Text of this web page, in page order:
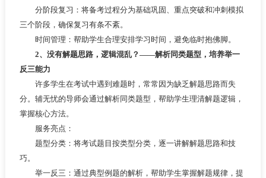
分阶段复习：将备考过程分为基础巩固、重点突破和冲刺模拟
三个阶段，确保复习有条不紊。
时间管理：帮助学生合理安排学习时间，避免临时抱佛脚。
2、没有解题思路，逻辑混乱？——解析同类题型，培养举一
反三能力
许多学生在考试中遇到难题时，常常因为缺乏解题思路而失
分。辅无忧的导师会通过解析同类题型，帮助学生理清解题逻辑，
掌握核心方法。
服务亮点：
题型分类：将考试题目按类型分类，逐一讲解解题思路和技
巧。
举一反三：通过典型例题的解析，帮助学生掌握解题规律，提